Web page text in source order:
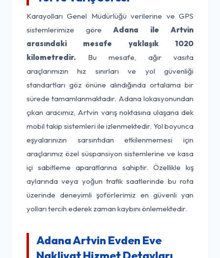
Karayolları Genel Müdürlüğü verilerine ve GPS
sistemlerimize göre Adana ile Artvin
arasındaki mesafe yaklaşık 1020
kilometredir. Bu mesafe, ağır vasıta
araçlarımızın hız sınırları ve yol güvenliği
standartları göz önüne alındığında ortalama bir
sürede tamamlanmaktadır. Adana lokasyonundan
çıkan aracımız, Artvin varış noktasına ulaşana dek
mobil takip sistemleri ile izlenmektedir. Yol boyunca
eşyalarınızın sarsıntıdan etkilenmemesi için
araçlarımız özel süspansiyon sistemlerine ve kasa
içi sabitleme aparatlarına sahiptir. Özellikle kış
aylarında veya yoğun trafik saatlerinde bu rota
üzerinde deneyimli şoförlerimiz en güvenli yan
yolları tercih ederek zaman kaybını önlemektedir.
Adana Artvin Evden Eve